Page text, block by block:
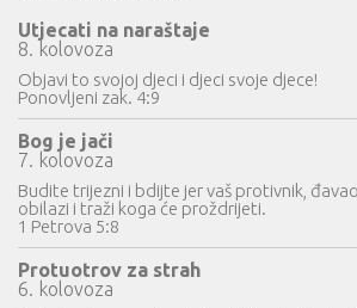
Utjecati na naraštaje
8. kolovoza
Objavi to svojoj djeci i djeci svoje djece!
Ponovljeni zak. 4:9
Bog je jači
7. kolovoza
Budite trijezni i bdijte jer vaš protivnik,
obilazi i traži koga će proždrijeti.
1 Petrova 5:8
Protuotrov za strah
6. kolovoza